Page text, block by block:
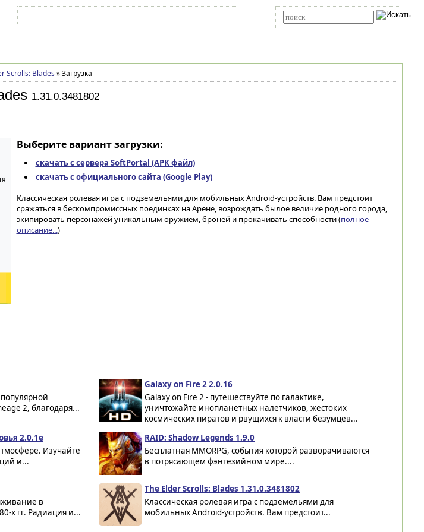
Scrolls: Blades »Загрузка
1.31.0.3481802
Выберите вариант загрузки:
скачать с сервера SoftPortal (APK файл)
скачать с официального сайта (Google Play)
Классическая ролевая игра с подземельями для мобильных Android-устройств. Вам предстоит
сражаться в бескомпромиссных поединках на Арене, возрождать былое величие родного города,
экипировать персонажей уникальным оружием, броней и прокачивать способности (полное
описание...)
2, благодаря...
Galaxy on Fire 2 2.0.16
Galaxy on Fire 2 - путешествуйте по галактике,
уничтожайте инопланетных налетчиков, жестоких
космических пиратов и рвущихся к власти безумцев...
2.0.1e
Изучайте
и...
RAID: Shadow Legends 1.9.0
Бесплатная MMORPG, события которой разворачиваются
в потрясающем фэнтезийном мире....
в
х гг. Радиация и...
The Elder Scrolls: Blades 1.31.0.3481802
Классическая ролевая игра с подземельями для
мобильных Android-устройств. Вам предстоит...